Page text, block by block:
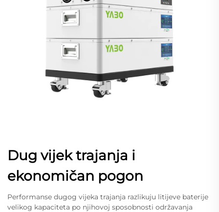
Dug vijek trajanja i
ekonomičan pogon
Performanse dugog vijeka trajanja razlikuju litijeve baterije
velikog kapaciteta po njihovoj sposobnosti održavanja